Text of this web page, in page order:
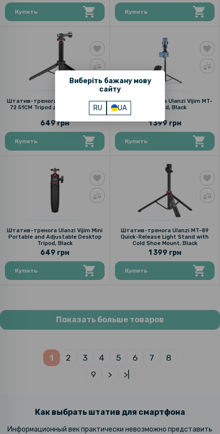
Виберіть бажану мову
сайту
RU UA
Купить Купить
Штатив-тренога Ulanzi Vijim MT-
72 51CM Tripod для GoPro, Black
649 грн
Купить
Штатив-тренога Ulanzi Vijim MT-
70 Tripod, Black
1 399 грн
Купить
Штатив-тренога Ulanzi Vijim Mini
Portable and Adjustable Desktop
Tripod, Black
649 грн
Купить
Штатив-тренога Ulanzi MT-89
Quick-Release Light Stand with
Cold Shoe Mount, Black
1 399 грн
Купить
Показать больше товаров
1 2 3 4 5 6 7
8
9
> >|
Как выбрать штатив для смартфона
Информационный век практически невозможно представить